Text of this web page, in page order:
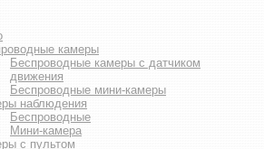
камеры
Беспроводные камеры с датчиком
движения
Беспроводные мини-камеры
наблюдения
Беспроводные
Мини-камера
с пультом